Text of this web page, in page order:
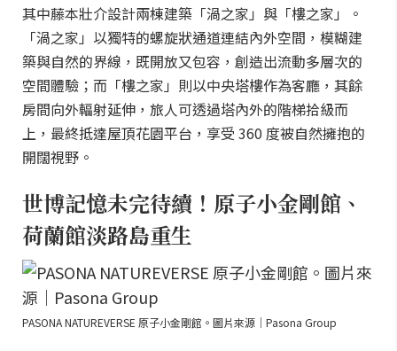
其中藤本壯介設計兩棟建築「渦之家」與「樓之家」。
「渦之家」以獨特的螺旋狀通道連結內外空間，模糊建
築與自然的界線，既開放又包容，創造出流動多層次的
空間體驗；而「樓之家」則以中央塔樓作為客廳，其餘
房間向外輻射延伸，旅人可透過塔內外的階梯拾級而
上，最終抵達屋頂花園平台，享受 360 度被自然擁抱的
開闊視野。
世博記憶未完待續！原子小金剛館、
荷蘭館淡路島重生
PASONA NATUREVERSE 原子小金剛館。圖片來源｜Pasona Group